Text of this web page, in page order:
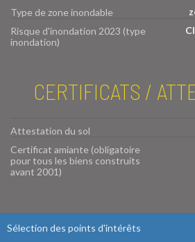
Type de zone inondable
Risque d'inondation 2023 (type
inondation)
CERTIFICATS /
Attestation du sol
Certificat amiante (obligatoire
pour tous les biens construits
avant 2001)
Sélection des points d'intérêts